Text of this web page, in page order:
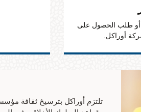
أو طلب الحصول على
أوراكل.
تلتزم أوراكل بترسيخ ثقافة